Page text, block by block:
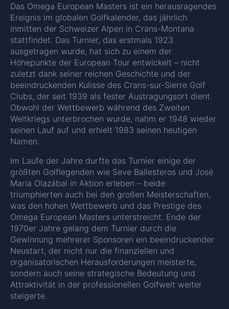
Das Omega European Masters ist ein herausragendes
Ereignis im globalen Golfkalender, das jährlich
inmitten der Schweizer Alpen in Crans-Montana
stattfindet. Das Turnier, das erstmals 1923
ausgetragen wurde, hat sich zu einem der
Höhepunkte der European Tour entwickelt – nicht
zuletzt dank seiner reichen Geschichte und der
beeindruckenden Kulisse des Crans-sur-Sierre Golf
Clubs, der seit 1939 als fester Austragungsort dient.
Obwohl der Wettbewerb während des Zweiten
Weltkriegs unterbrochen wurde, nahm er 1948 wieder
seinen Lauf auf und erhielt 1983 seinen heutigen
Namen.
Im Laufe der Jahre durfte das Turnier einige der
größten Golflegenden wie Seve Ballesteros und José
Maria Olazábal in Aktion erleben – beide
triumphierten auch bei den großen Meisterschaften,
was den hohen Wettbewerb und das Prestige des
Omega European Masters unterstreicht. Ende der
1970er Jahre gelang dem Turnier durch die
Gewinnung mehrerer Sponsoren ein beeindruckender
Neustart, der nicht nur die finanziellen und
organisatorischen Herausforderungen meisterte,
sondern auch seine strategische Bedeutung und
Attraktivität in der professionellen Golfwelt weiter
steigerte.